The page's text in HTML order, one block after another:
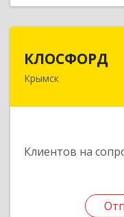
КЛОСФОРД
Крымск
Клиентов на
353380,